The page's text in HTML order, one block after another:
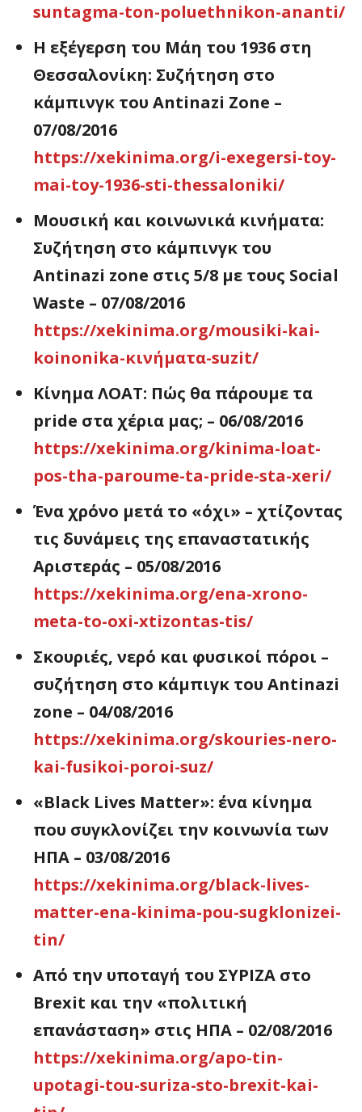
suntagma-ton-poluethnikon-ananti/
Η εξέγερση του Μάη του 1936 στη
Θεσσαλονίκη: Συζήτηση στο
κάμπινγκ του Antinazi Zone –
07/08/2016
https://xekinima.org/i-exegersi-toy-
mai-toy-1936-sti-thessaloniki/
Μουσική και κοινωνικά κινήματα:
Συζήτηση στο κάμπινγκ του
Antinazi zone στις 5/8 με τους Social
Waste – 07/08/2016
https://xekinima.org/mousiki-kai-
koinonika-κινήματα-suzit/
Κίνημα ΛΟΑΤ: Πώς θα πάρουμε τα
pride στα χέρια μας; – 06/08/2016
https://xekinima.org/kinima-loat-
pos-tha-paroume-ta-pride-sta-xeri/
Ένα χρόνο μετά το «όχι» – χτίζοντας
τις δυνάμεις της επαναστατικής
Αριστεράς – 05/08/2016
https://xekinima.org/ena-xrono-
meta-to-oxi-xtizontas-tis/
Σκουριές, νερό και φυσικοί πόροι –
συζήτηση στο κάμπιγκ του Antinazi
zone – 04/08/2016
https://xekinima.org/skouries-nero-
kai-fusikoi-poroi-suz/
«Black Lives Matter»: ένα κίνημα
που συγκλονίζει την κοινωνία των
ΗΠΑ – 03/08/2016
https://xekinima.org/black-lives-
matter-ena-kinima-pou-sugklonizei-
tin/
Από την υποταγή του ΣΥΡΙΖΑ στο
Brexit και την «πολιτική
επανάσταση» στις ΗΠΑ – 02/08/2016
https://xekinima.org/apo-tin-
upotagi-tou-suriza-sto-brexit-kai-